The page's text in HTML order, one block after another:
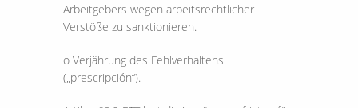
Arbeitgebers wegen arbeitsrechtlicher
Verstöße zu sanktionieren.
o Verjährung des Fehlverhaltens
(„prescripción“).